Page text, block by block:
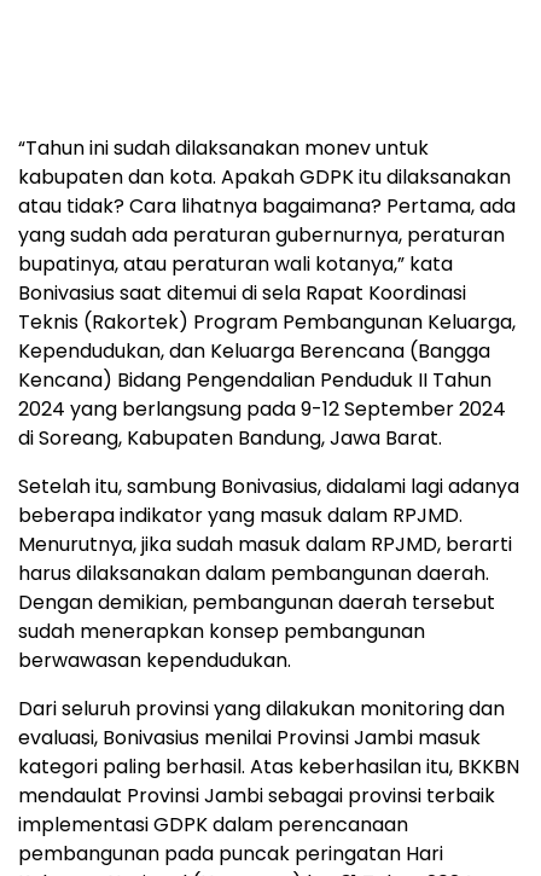
“Tahun ini sudah dilaksanakan monev untuk
kabupaten dan kota. Apakah GDPK itu dilaksanakan
atau tidak? Cara lihatnya bagaimana? Pertama, ada
yang sudah ada peraturan gubernurnya, peraturan
bupatinya, atau peraturan wali kotanya,” kata
Bonivasius saat ditemui di sela Rapat Koordinasi
Teknis (Rakortek) Program Pembangunan Keluarga,
Kependudukan, dan Keluarga Berencana (Bangga
Kencana) Bidang Pengendalian Penduduk II Tahun
2024 yang berlangsung pada 9-12 September 2024
di Soreang, Kabupaten Bandung, Jawa Barat.
Setelah itu, sambung Bonivasius, didalami lagi adanya
beberapa indikator yang masuk dalam RPJMD.
Menurutnya, jika sudah masuk dalam RPJMD, berarti
harus dilaksanakan dalam pembangunan daerah.
Dengan demikian, pembangunan daerah tersebut
sudah menerapkan konsep pembangunan
berwawasan kependudukan.
Dari seluruh provinsi yang dilakukan monitoring dan
evaluasi, Bonivasius menilai Provinsi Jambi masuk
kategori paling berhasil. Atas keberhasilan itu, BKKBN
mendaulat Provinsi Jambi sebagai provinsi terbaik
implementasi GDPK dalam perencanaan
pembangunan pada puncak peringatan Hari